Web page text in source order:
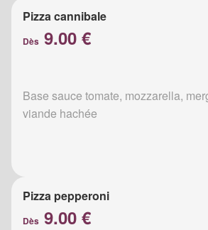
Pizza cannibale
Dès 9.00 €
Base sauce tomate, mozzarella,
viande hachée
Pizza pepperoni
Dès 9.00 €